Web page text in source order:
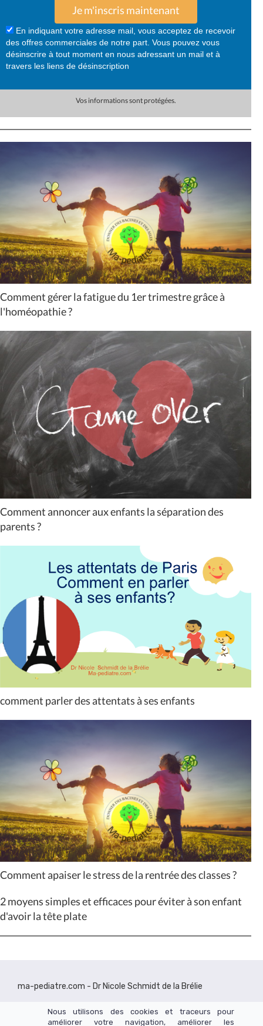
Je m'inscris maintenant
En indiquant votre adresse mail, vous acceptez de recevoir
des offres commerciales de notre part. Vous pouvez vous
désinscrire à tout moment en nous adressant un mail et à
travers les liens de désinscription
Vos informations sont protégées.
Comment gérer la fatigue du 1er trimestre grâce à
l'homéopathie ?
Comment annoncer aux enfants la séparation des
parents ?
comment parler des attentats à ses enfants
Comment apaiser le stress de la rentrée des classes ?
2 moyens simples et efficaces pour éviter à son enfant
d'avoir la tête plate
ma-pediatre.com - Dr Nicole Schmidt de la Brélie
Nous utilisons des cookies et traceurs pour
améliorer votre navigation, améliorer les